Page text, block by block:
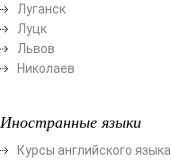
Луганск
Луцк
Львов
Николаев
Иностранные языки
Курсы английского языка